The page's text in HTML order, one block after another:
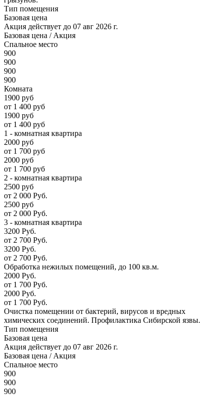
Тип помещения
Базовая цена
Акция действует до 07 авг 2026 г.
Базовая цена / Акция
Спальное место
900
900
900
900
Комната
1900 руб
от 1 400 руб
1900 руб
от 1 400 руб
1 - комнатная квартира
2000 руб
от 1 700 руб
2000 руб
от 1 700 руб
2 - комнатная квартира
2500 руб
от 2 000 Руб.
2500 руб
от 2 000 Руб.
3 - комнатная квартира
3200 Руб.
от 2 700 Руб.
3200 Руб.
от 2 700 Руб.
Обработка нежилых помещений, до 100 кв.м.
2000 Руб.
от 1 700 Руб.
2000 Руб.
от 1 700 Руб.
Очистка помещении от бактерий, вирусов и вредных
химических соединений. Профилактика Сибирской язвы.
Тип помещения
Базовая цена
Акция действует до 07 авг 2026 г.
Базовая цена / Акция
Спальное место
900
900
900